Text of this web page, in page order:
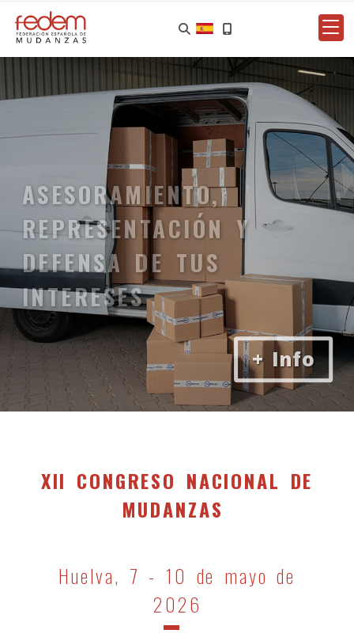
XII CONGRESO NACIONAL DE
MUDANZAS
Huelva, 7 - 10 de mayo de
2026